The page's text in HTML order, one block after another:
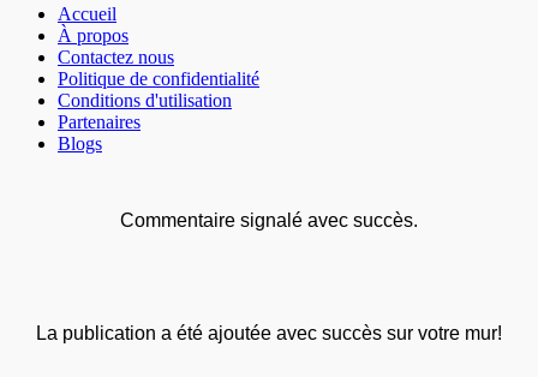
Accueil
À propos
Contactez nous
Politique de confidentialité
Conditions d'utilisation
Partenaires
Blogs
Commentaire signalé avec succès.
La publication a été ajoutée avec succès sur votre mur!